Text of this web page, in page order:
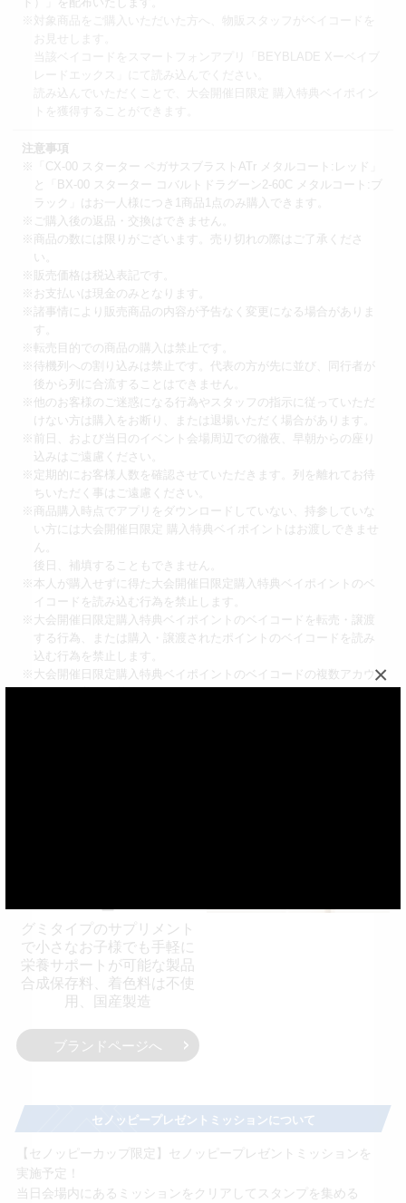
×
※対象商品をご購入いただいた方へ、物販スタッフがベイコードを
当該ベイコードをスマートフォンアプリ「BEYBLADE Xーベイブ
レードエックス」にて読み込んでください。
読み込んでいただくことで、大会開催日限定 購入特典ベイポイン
トを獲得することができます。
注意事項
※「CX-00 スターター ペガサスブラストATr メタルコート:レッド」
と「BX-00 スターター コバルトドラグーン2-60C メタルコート:ブ
ラック」はお一人様につき1商品1点のみ購入できます。
※ご購入後の返品・交換はできません。
※商品の数には限りがございます。売り切れの際はご了承くださ
い。
※販売価格は税込表記です。
※お支払いは現金のみとなります。
※諸事情により販売商品の内容が予告なく変更になる場合がありま
す。
※転売目的での商品の購入は禁止です。
※待機列への割り込みは禁止です。代表の方が先に並び、同行者が
後から列に合流することはできません。
※他のお客様のご迷惑になる行為やスタッフの指示に従っていただ
けない方は購入をお断り、または退場いただく場合があります。
※前日、および当日のイベント会場周辺での徹夜、早朝からの座り
込みはご遠慮ください。
※定期的にお客様人数を確認させていただきます。列を離れてお待
ちいただく事はご遠慮ください。
※商品購入時点でアプリをダウンロードしていない、持参していな
い方には大会開催日限定 購入特典ベイポイントはお渡しできませ
ん。
後日、補填することもできません。
※本人が購入せずに得た大会開催日限定購入特典ベイポイントのベ
イコードを読み込む行為を禁止します。
※大会開催日限定購入特典ベイポイントのベイコードを転売・譲渡
する行為、または購入・譲渡されたポイントのベイコードを読み
込む行為を禁止します。
※大会開催日限定購入特典ベイポイントのベイコードの複数アカウ
ー
グミタイプのサプリメント
で小さなお子様でも手軽に
栄養サポートが可能な製品
合成保存料、着色料は不使
用、国産製造
ブランドページへ
セノッピープレゼントミッションについて
【セノッピーカップ限定】セノッピープレゼントミッションを
実施予定！
当日会場内にあるミッションをクリアしてスタンプを集める